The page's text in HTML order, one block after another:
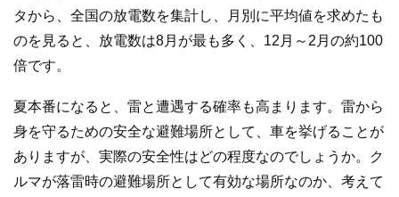
タから、全国の放電数を集計し、月別に平均値を求めたも
のを見ると、放電数は8月が最も多く、12月～2月の約100
倍です。
夏本番になると、雷と遭遇する確率も高まります。雷から
身を守るための安全な避難場所として、車を挙げることが
ありますが、実際の安全性はどの程度なのでしょうか。ク
ルマが落雷時の避難場所として有効な場所なのか、考えて